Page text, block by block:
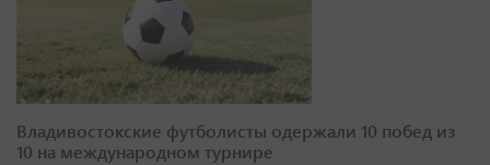
Владивостокские футболисты одержали 10 побед из
10 на международном турнире